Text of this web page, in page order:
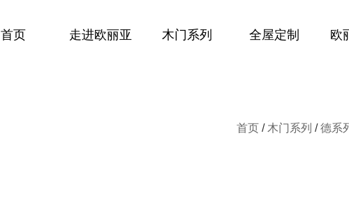
首页 走进欧丽亚 木门系列 全屋定制 欧
首页 / 木门系列 /德系